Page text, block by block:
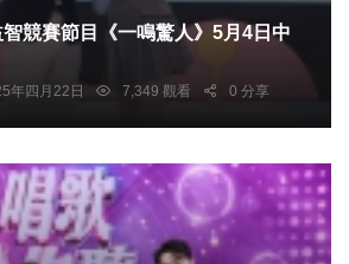
競賽節目《一鳴驚人》5月4日中
年四月22日 7,349 觀看 0 分享